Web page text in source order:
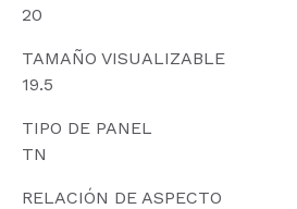
20
TAMAÑO VISUALIZABLE
19.5
TIPO DE PANEL
TN
RELACIÓN DE ASPECTO